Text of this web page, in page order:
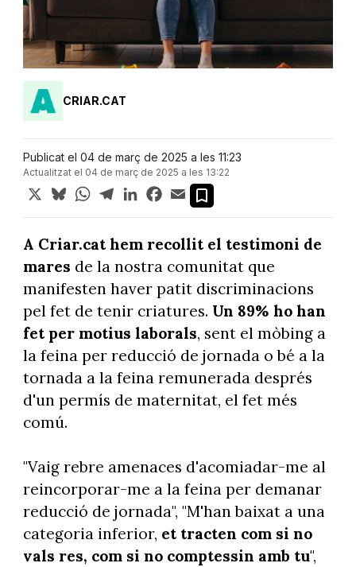
CRIAR.CAT
Publicat el 04 de març de 2025 a les 11:23
Actualitzat el 04 de març de 2025 a les 13:22
X BlueskyWhatsApp
TelegramLinkedInFacebook
Email
A Criar.cat hem recollit el testimoni de
mares de la nostra comunitat que
manifesten haver patit discriminacions
pel fet de tenir criatures. Un 89% ho han
fet per motius laborals, sent el mòbing a
la feina per reducció de jornada o bé a la
tornada a la feina remunerada després
d'un permís de maternitat, el fet més
comú.
"Vaig rebre amenaces d'acomiadar-me al
reincorporar-me a la feina per demanar
reducció de jornada", "M'han baixat a una
categoria inferior, et tracten com si no
vals res, com si no comptessin amb tu",